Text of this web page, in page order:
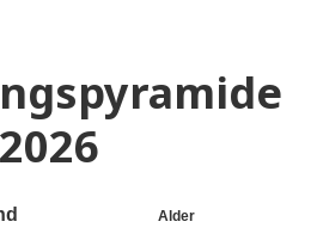
2026
Alder